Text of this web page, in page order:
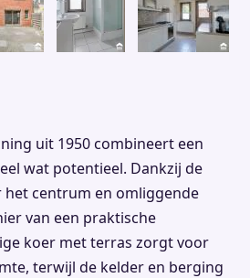
uit 1950 combineert een
wat potentieel. Dankzij de
centrum en omliggende
van een praktische
koer met terras zorgt voor
terwijl de kelder en berging